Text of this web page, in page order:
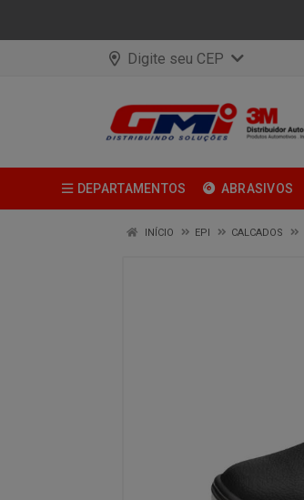
Digite seu CEP
DEPARTAMENTOS ABRASIVOS
INÍCIO EPI CALCADOS